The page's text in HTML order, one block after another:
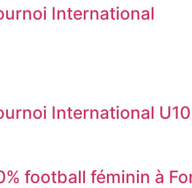
International
International
football féminin à